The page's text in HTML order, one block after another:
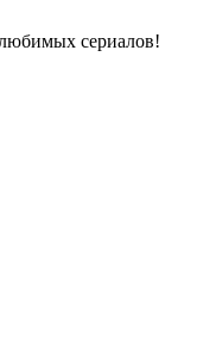
сериалов!